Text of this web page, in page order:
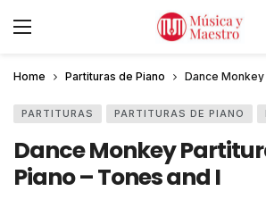
Home Partituras de Piano Dance Monkey
PARTITURAS PARTITURAS DE PIANO
Dance Monkey
Piano – Tones and I